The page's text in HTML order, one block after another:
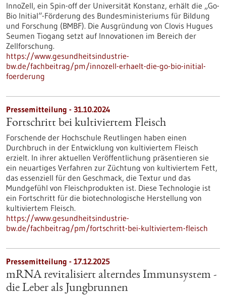
InnoZell, ein Spin-off der Universität Konstanz, erhält die „Go-
Bio Initial“-Förderung des Bundesministeriums für Bildung
und Forschung (BMBF). Die Ausgründung von Clovis Hugues
Seumen Tiogang setzt auf Innovationen im Bereich der
Zellforschung.
https://www.gesundheitsindustrie-
bw.de/fachbeitrag/pm/innozell-erhaelt-die-go-bio-initial-
foerderung
Pressemitteilung - 31.10.2024
Fortschritt bei kultiviertem Fleisch
Forschende der Hochschule Reutlingen haben einen
Durchbruch in der Entwicklung von kultiviertem Fleisch
erzielt. In ihrer aktuellen Veröffentlichung präsentieren sie
ein neuartiges Verfahren zur Züchtung von kultiviertem Fett,
das essenziell für den Geschmack, die Textur und das
Mundgefühl von Fleischprodukten ist. Diese Technologie ist
ein Fortschritt für die biotechnologische Herstellung von
kultiviertem Fleisch.
https://www.gesundheitsindustrie-
bw.de/fachbeitrag/pm/fortschritt-bei-kultiviertem-fleisch
Pressemitteilung - 17.12.2025
mRNA revitalisiert alterndes Immunsystem -
die Leber als Jungbrunnen